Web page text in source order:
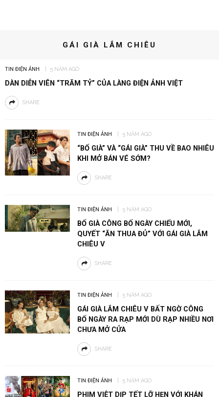
GÁI GIÀ LẮM CHIÊU
TIN ĐIỆN ẢNH 5 NĂM AGO
DÀN DIỄN VIÊN “TRĂM TỶ” CỦA LÀNG ĐIỆN ẢNH VIỆT
SHARE
TIN ĐIỆN ẢNH 5 NĂM AGO
“BỐ GIÀ” VÀ “GÁI GIÀ” THU VỀ BAO NHIÊU
KHI MỞ BÁN VÉ SỚM?
SHARE
TIN ĐIỆN ẢNH 5 NĂM AGO
BỐ GIÀ CÔNG BỐ NGÀY CHIẾU MỚI,
QUYẾT “ĂN THUA ĐỦ” VỚI GÁI GIÀ LẮM
CHIÊU V
SHARE
TIN ĐIỆN ẢNH 5 NĂM AGO
GÁI GIÀ LẮM CHIÊU V BẤT NGỜ CÔNG
BỐ NGÀY RA RẠP MỚI DÙ RẠP NHIỀU NƠI
CHƯA MỞ CỬA
SHARE
TIN ĐIỆN ẢNH 5 NĂM AGO
PHIM VIỆT DỊP TẾT LỠ HẸN VỚI KHÁN